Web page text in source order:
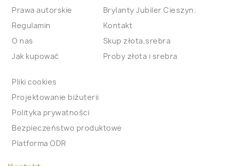
Prawa autorskie
Regulamin
O nas
Jak kupować
Brylanty Jubiler Cieszyn.
Kontakt
Skup złota,srebra
Proby złota i srebra
Pliki cookies
Projektowanie biżuterii
Polityka prywatności
Bezpieczeństwo produktowe
Platforma ODR